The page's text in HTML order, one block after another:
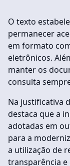
O texto
permanecer
em formato
eletrônicos.
manter os
consulta
Na justificativa
destaca que a
adotadas em
para a
a utilização de
transparência